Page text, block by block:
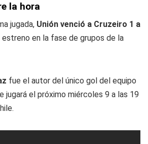
la hora
jugada, Unión venció a Cruzeiro 1 a
estreno en la fase de grupos de la
fue el autor del único gol del equipo
jugará el próximo miércoles 9 a las 19